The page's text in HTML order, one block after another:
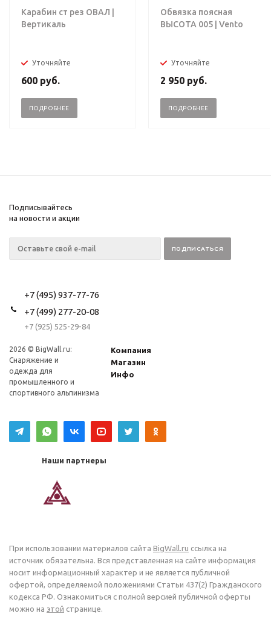
Карабин ст рез ОВАЛ |
Вертикаль
Уточняйте
600 руб.
ПОДРОБНЕЕ
Обвязка поясная
ВЫСОТА 005 | Vento
Уточняйте
2 950 руб.
ПОДРОБНЕЕ
Подписывайтесь
на новости и акции
+7 (495) 937-77-76
+7 (499) 277-20-08
+7 (925) 525-29-84
2026 © BigWall.ru:
Снаряжение и
одежда для
промышленного и
спортивного альпинизма
Компания
Магазин
Инфо
Наши партнеры
При использовании материалов сайта BigWall.ru ссылка на
источник обязательна. Вся представленная на сайте информация
носит информационный характер и не является публичной
офертой, определяемой положениями Статьи 437(2) Гражданского
кодекса РФ. Ознакомиться с полной версией публичной оферты
можно на этой странице.